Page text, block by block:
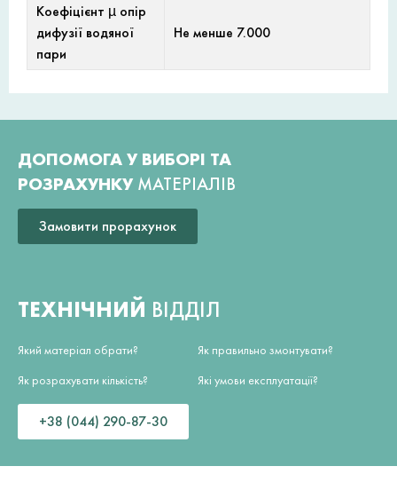
Коефіцієнт µ опір
дифузії водяної
пари
Не менше 7.000
ДОПОМОГА У ВИБОРІ ТА
РОЗРАХУНКУ МАТЕРІАЛІВ
Замовити прорахунок
ТЕХНІЧНИЙ ВІДДІЛ
Який матеріал обрати?
Як розрахувати кількість?
Як правильно змонтувати?
Які умови експлуатації?
+38 (044) 290-87-30